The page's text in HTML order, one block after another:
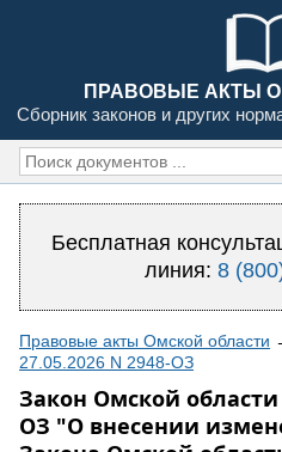
ПРАВОВЫЕ АКТЫ
Сборник законов и других
Бесплатная
линия:8
Правовые акты Омской области
27.05.2026 N 2948-ОЗ
Закон Омской области
ОЗ "О внесении